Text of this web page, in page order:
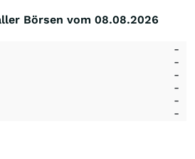
Börsen vom 08.08.2026
-
-
-
-
-
-